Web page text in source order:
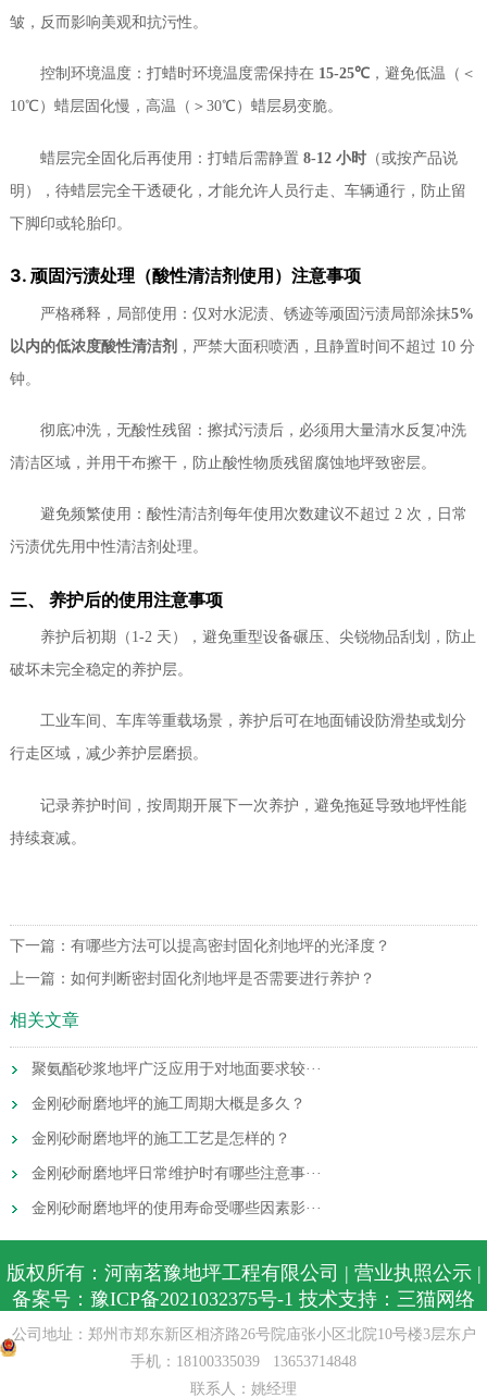
皱，反而影响美观和抗污性。
控制环境温度：打蜡时环境温度需保持在 15-25℃，避免低温（＜
10℃）蜡层固化慢，高温（＞30℃）蜡层易变脆。
蜡层完全固化后再使用：打蜡后需静置 8-12 小时（或按产品说
明），待蜡层完全干透硬化，才能允许人员行走、车辆通行，防止留
下脚印或轮胎印。
3. 顽固污渍处理（酸性清洁剂使用）注意事项
严格稀释，局部使用：仅对水泥渍、锈迹等顽固污渍局部涂抹5%
以内的低浓度酸性清洁剂 ，严禁大面积喷洒，且静置时间不超过 10 分
钟。
彻底冲洗，无酸性残留：擦拭污渍后，必须用大量清水反复冲洗
清洁区域，并用干布擦干，防止酸性物质残留腐蚀地坪致密层。
避免频繁使用：酸性清洁剂每年使用次数建议不超过 2 次，日常
污渍优先用中性清洁剂处理。
三、 养护后的使用注意事项
养护后初期（1-2 天），避免重型设备碾压、尖锐物品刮划，防止
破坏未完全稳定的养护层。
工业车间、车库等重载场景，养护后可在地面铺设防滑垫或划分
行走区域，减少养护层磨损。
记录养护时间，按周期开展下一次养护，避免拖延导致地坪性能
持续衰减。
下一篇： 有哪些方法可以提高密封固化剂地坪的光泽度？
上一篇： 如何判断密封固化剂地坪是否需要进行养护？
相关文章
聚氨酯砂浆地坪广泛应用于对地面要求较···
金刚砂耐磨地坪的施工周期大概是多久？
金刚砂耐磨地坪的施工工艺是怎样的？
金刚砂耐磨地坪日常维护时有哪些注意事···
金刚砂耐磨地坪的使用寿命受哪些因素影···
版权所有：河南茗豫地坪工程有限公司 | 营业执照公示|
备案号： 豫ICP备2021032375号-1 技术支持： 三猫网络
公安备案：
豫公网安备41010702003989号
公司地址：郑州市郑东新区相济路26号院庙张小区北院10号楼3层东户
手机： 18100335039
13653714848
联系人：姚经理